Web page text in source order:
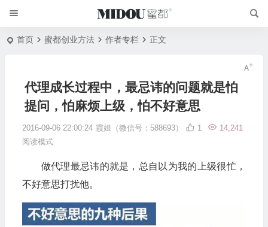
首页 蜜都创业方法 作者专栏 正文
代理成长过程中，最忌讳的问题就是怕
提问，怕麻烦上级，怕不好意思
2016-09-06 22:00:24 霞姐（微信号：588693） 14,241
1
阅读模式
做代理最忌讳的就是，总自以为我的上级很忙，
不好意思打扰他。